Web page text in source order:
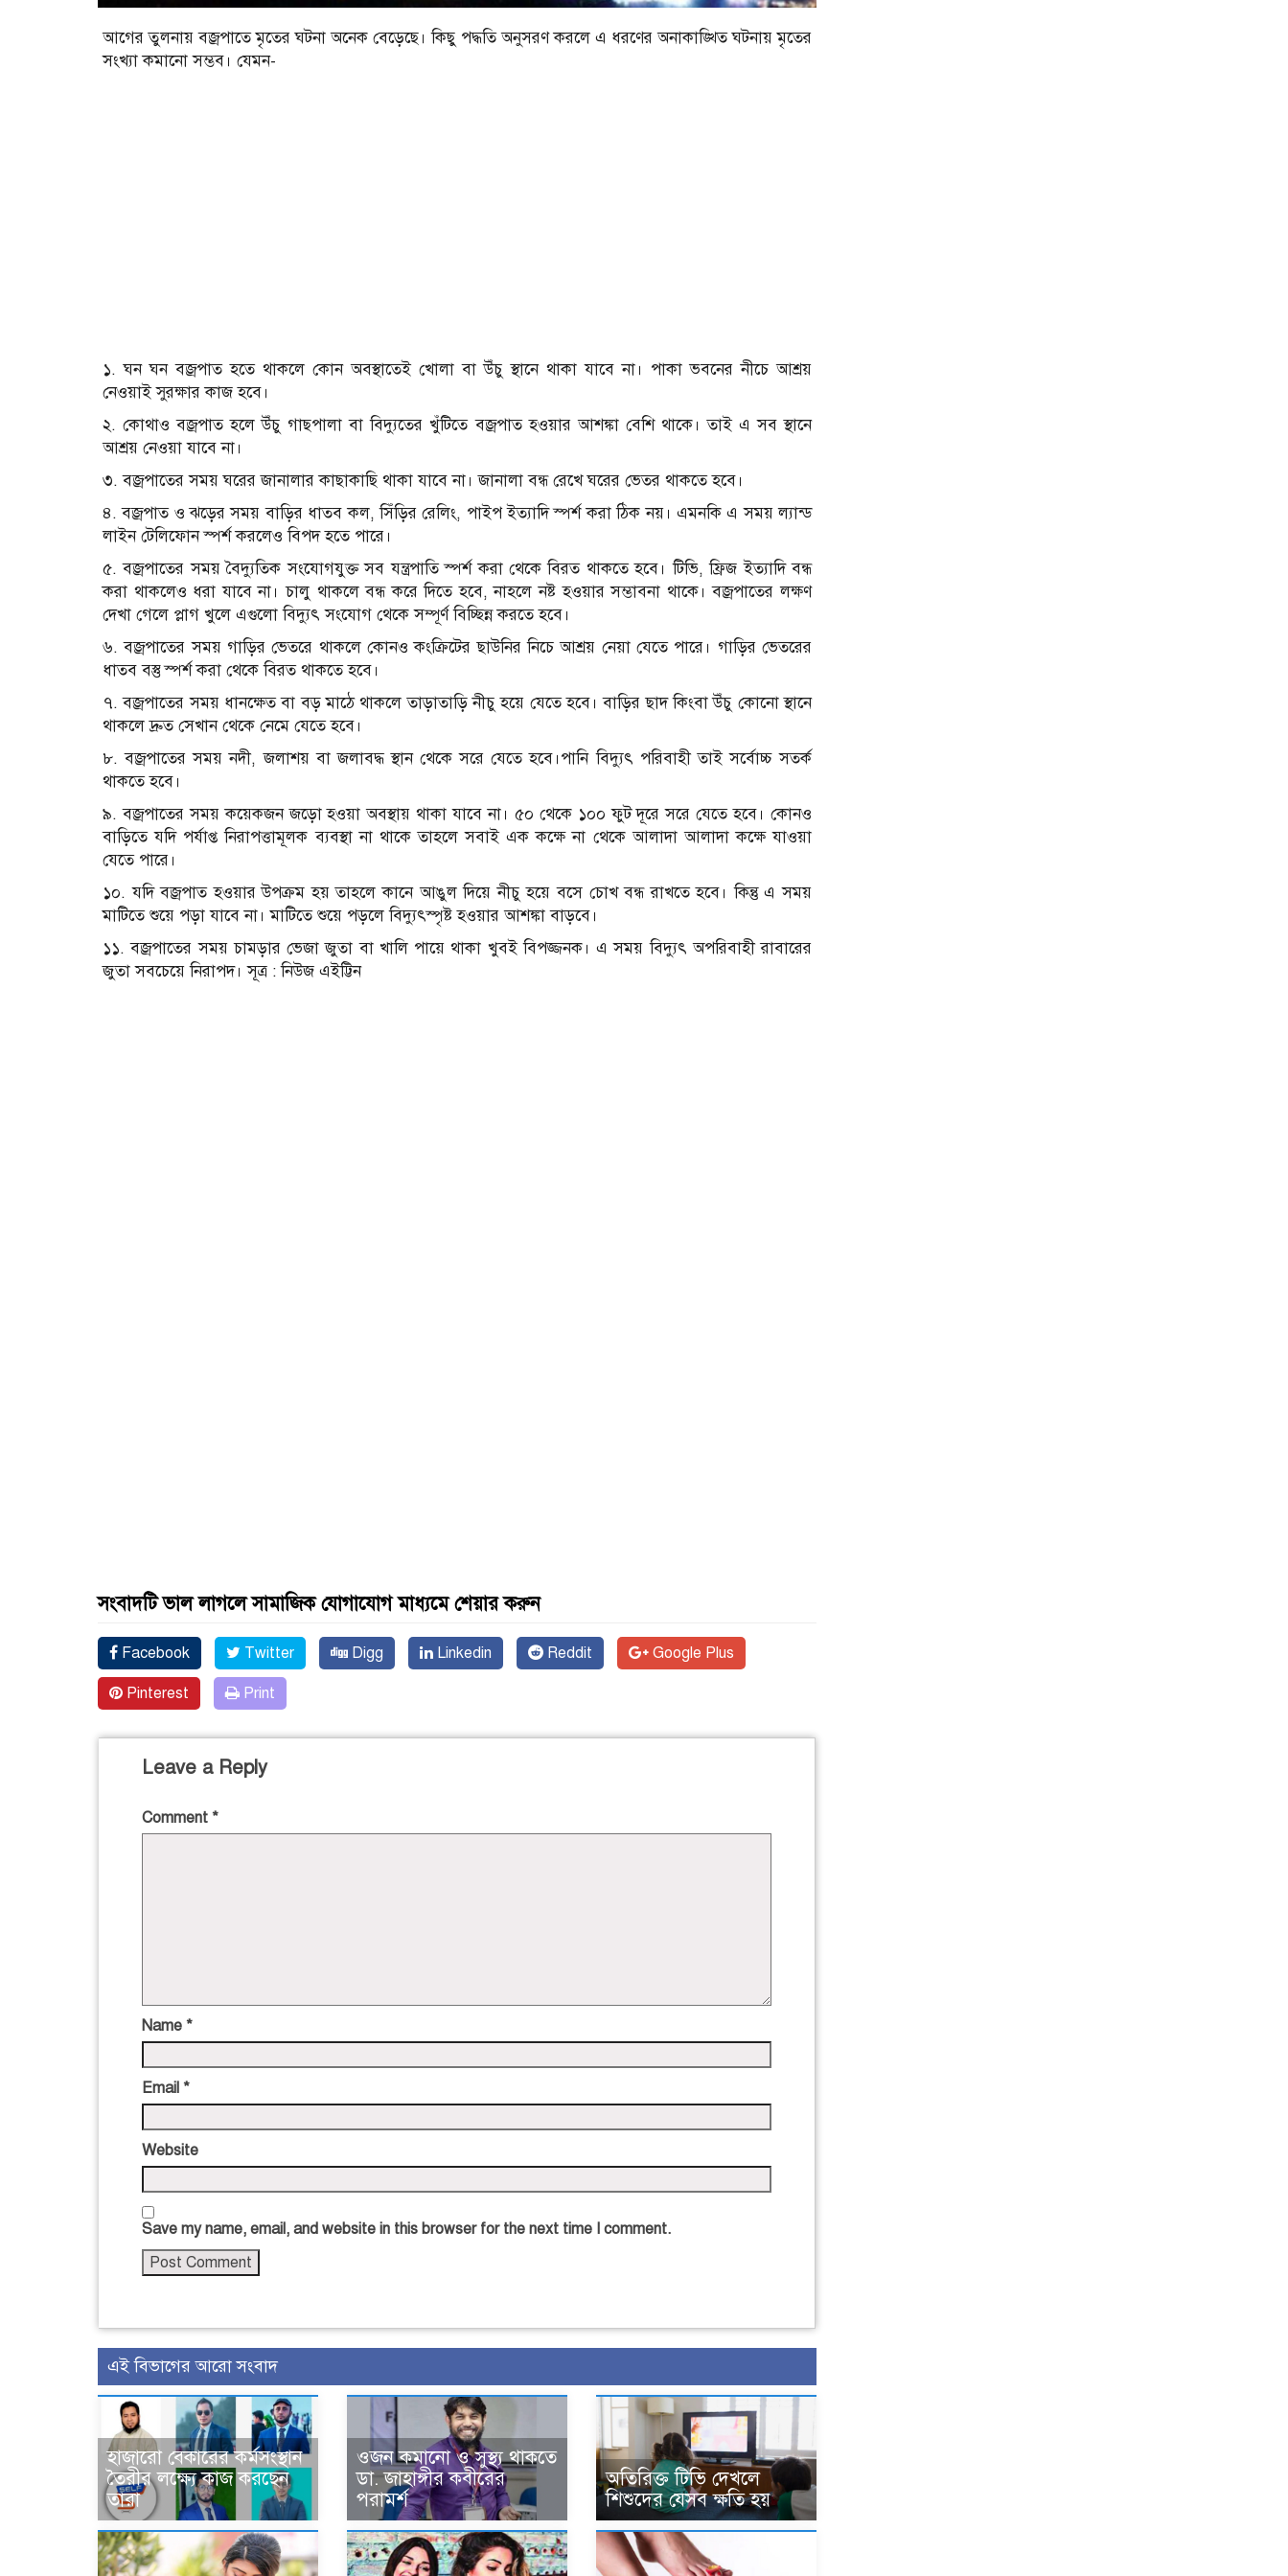
আগের তুলনায় বজ্রপাতে মৃতের ঘটনা অনেক বেড়েছে। কিছু পদ্ধতি অনুসরণ করলে এ ধরণের অনাকাঙ্খিত ঘটনায় মৃতের
সংখ্যা কমানো সম্ভব। যেমন-
১. ঘন ঘন বজ্রপাত হতে থাকলে কোন অবস্থাতেই খোলা বা উঁচু স্থানে থাকা যাবে না। পাকা ভবনের নীচে আশ্রয়
নেওয়াই সুরক্ষার কাজ হবে।
২. কোথাও বজ্রপাত হলে উঁচু গাছপালা বা বিদ্যুতের খুঁটিতে বজ্রপাত হওয়ার আশঙ্কা বেশি থাকে। তাই এ সব স্থানে
আশ্রয় নেওয়া যাবে না।
৩. বজ্রপাতের সময় ঘরের জানালার কাছাকাছি থাকা যাবে না। জানালা বন্ধ রেখে ঘরের ভেতর থাকতে হবে।
৪. বজ্রপাত ও ঝড়ের সময় বাড়ির ধাতব কল, সিঁড়ির রেলিং, পাইপ ইত্যাদি স্পর্শ করা ঠিক নয়। এমনকি এ সময় ল্যান্ড
লাইন টেলিফোন স্পর্শ করলেও বিপদ হতে পারে।
৫. বজ্রপাতের সময় বৈদ্যুতিক সংযোগযুক্ত সব যন্ত্রপাতি স্পর্শ করা থেকে বিরত থাকতে হবে। টিভি, ফ্রিজ ইত্যাদি বন্ধ
করা থাকলেও ধরা যাবে না। চালু থাকলে বন্ধ করে দিতে হবে, নাহলে নষ্ট হওয়ার সম্ভাবনা থাকে। বজ্রপাতের লক্ষণ
দেখা গেলে প্লাগ খুলে এগুলো বিদ্যুৎ সংযোগ থেকে সম্পূর্ণ বিচ্ছিন্ন করতে হবে।
৬. বজ্রপাতের সময় গাড়ির ভেতরে থাকলে কোনও কংক্রিটের ছাউনির নিচে আশ্রয় নেয়া যেতে পারে। গাড়ির ভেতরের
ধাতব বস্তু স্পর্শ করা থেকে বিরত থাকতে হবে।
৭. বজ্রপাতের সময় ধানক্ষেত বা বড় মাঠে থাকলে তাড়াতাড়ি নীচু হয়ে যেতে হবে। বাড়ির ছাদ কিংবা উঁচু কোনো স্থানে
থাকলে দ্রুত সেখান থেকে নেমে যেতে হবে।
৮. বজ্রপাতের সময় নদী, জলাশয় বা জলাবদ্ধ স্থান থেকে সরে যেতে হবে।পানি বিদ্যুৎ পরিবাহী তাই সর্বোচ্চ সতর্ক
থাকতে হবে।
৯. বজ্রপাতের সময় কয়েকজন জড়ো হওয়া অবস্থায় থাকা যাবে না। ৫০ থেকে ১০০ ফুট দূরে সরে যেতে হবে। কোনও
বাড়িতে যদি পর্যাপ্ত নিরাপত্তামূলক ব্যবস্থা না থাকে তাহলে সবাই এক কক্ষে না থেকে আলাদা আলাদা কক্ষে যাওয়া
যেতে পারে।
১০. যদি বজ্রপাত হওয়ার উপক্রম হয় তাহলে কানে আঙুল দিয়ে নীচু হয়ে বসে চোখ বন্ধ রাখতে হবে। কিন্তু এ সময়
মাটিতে শুয়ে পড়া যাবে না। মাটিতে শুয়ে পড়লে বিদ্যুৎস্পৃষ্ট হওয়ার আশঙ্কা বাড়বে।
১১. বজ্রপাতের সময় চামড়ার ভেজা জুতা বা খালি পায়ে থাকা খুবই বিপজ্জনক। এ সময় বিদ্যুৎ অপরিবাহী রাবারের
জুতা সবচেয়ে নিরাপদ। সূত্র : নিউজ এইট্টিন
সংবাদটি ভাল লাগলে সামাজিক যোগাযোগ মাধ্যমে শেয়ার করুন
Facebook Twitter Digg Linkedin Reddit Google Plus
Pinterest Print
Leave a Reply
Comment *
Name *
Email *
Website
Save my name, email, and website in this browser for the next time I comment.
এই বিভাগের আরো সংবাদ
হাজারো বেকারের কর্মসংস্থান
তৈরীর লক্ষ্যে কাজ করছেন
তারা
ওজন কমানো ও সুস্থ্য থাকতে
ডা. জাহাঙ্গীর কবীরের
পরামর্শ
অতিরিক্ত টিভি দেখলে
শিশুদের যেসব ক্ষতি হয়